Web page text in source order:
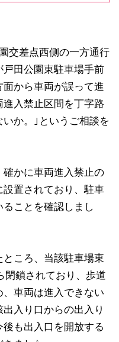
交差点西側の一方通行
田公園東駐車場手前
から車両が誤って進
入禁止区間を丁字路
か。｣というご相談を
かに車両進入禁止の
置されており、駐車
ことを確認しまし
ころ、当該駐車場東
閉鎖されており、歩道
車両は進入できない
入り口からの出入り
も出入口を開放する